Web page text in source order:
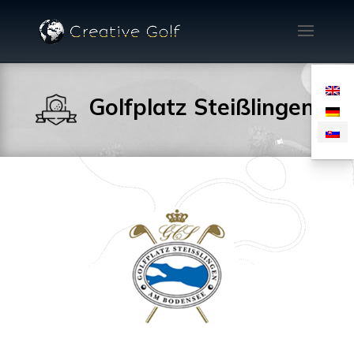
Golfplatz Steißlingen